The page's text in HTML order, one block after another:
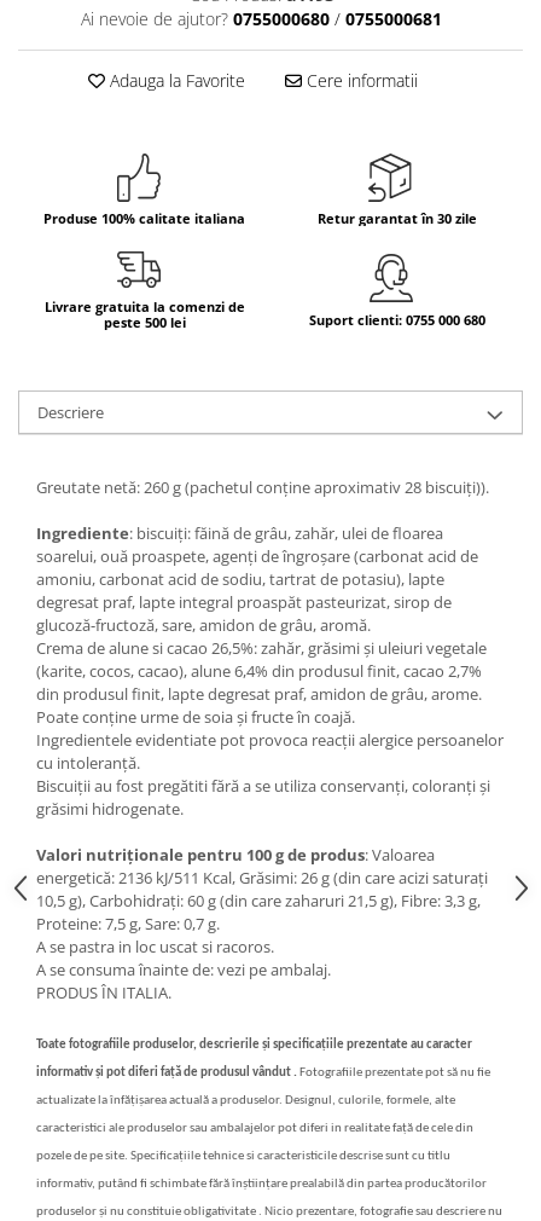
Vinuri italiene
Sucuri si bauturi racoritoare
Panettone cozonac italian,
Pandoro si Balocco
Produse fara gluten
Produse de panificatie
Ai nevoie de ajutor? 0755000680 / 0755000681
Adauga la Favorite Cere informatii
Produse 100% calitate italiana Retur garantat în 30 zile
Livrare gratuita la comenzi de
peste 500 lei
Suport clienti: 0755 000 680
Descriere
Greutate netă: 260 g (pachetul conține aproximativ 28 biscuiți)).
Ingrediente: biscuiți: făină de grâu, zahăr, ulei de floarea
soarelui, ouă proaspete, agenți de îngroșare (carbonat acid de
amoniu, carbonat acid de sodiu, tartrat de potasiu), lapte
degresat praf, lapte integral proaspăt pasteurizat, sirop de
glucoză-fructoză, sare, amidon de grâu, aromă.
Crema de alune si cacao 26,5%: zahăr, grăsimi și uleiuri vegetale
(karite, cocos, cacao), alune 6,4% din produsul finit, cacao 2,7%
din produsul finit, lapte degresat praf, amidon de grâu, arome.
Poate conține urme de soia și fructe în coajă.
Ingredientele evidentiate pot provoca reacții alergice persoanelor
cu intoleranță.
Biscuiții au fost pregătiti fără a se utiliza conservanți, coloranți și
grăsimi hidrogenate.
Valori nutriționale pentru 100 g de produs: Valoarea
energetică: 2136 kJ/511 Kcal, Grăsimi: 26 g (din care acizi saturați
10,5 g), Carbohidrați: 60 g (din care zaharuri 21,5 g), Fibre: 3,3 g,
Proteine: 7,5 g, Sare: 0,7 g.
A se pastra in loc uscat si racoros.
A se consuma înainte de: vezi pe ambalaj.
PRODUS ÎN ITALIA.
Toate fotografiile produselor, descrierile și specificațiile prezentate au caracter
informativ și pot diferi față de produsul vândut .Fotografiile prezentate pot să nu fie
actualizate la înfățișarea actuală a produselor. Designul, culorile, formele, alte
caracteristici ale produselor sau ambalajelor pot diferi in realitate față de cele din
pozele de pe site. Specificațiile tehnice si caracteristicile descrise sunt cu titlu
informativ, putând fi schimbate fără înștiințare prealabilă din partea producătorilor
produselor și nu constituie obligativitate . Nicio prezentare, fotografie sau descriere nu